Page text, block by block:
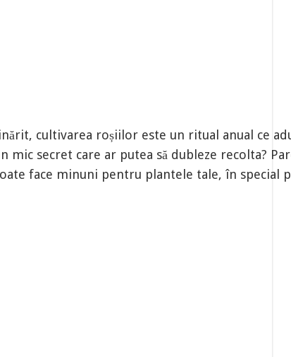
cultivarea roșiilor este un ritual anual ce
mic secret care ar putea să dubleze recolta?
face minuni pentru plantele tale, în special